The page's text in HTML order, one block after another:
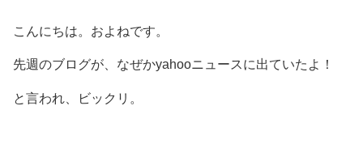
こんにちは。およねです。
先週のブログが、なぜかyahooニュースに出ていたよ！
と言われ、ビックリ。